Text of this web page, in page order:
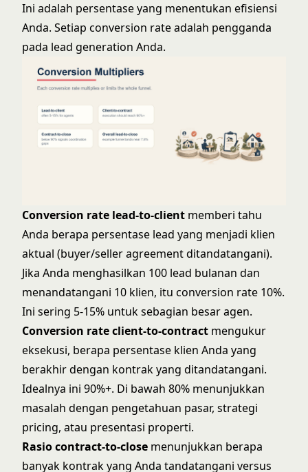
Ini adalah persentase yang menentukan efisiensi
Anda. Setiap conversion rate adalah pengganda
pada lead generation Anda.
Conversion rate lead-to-client memberi tahu
Anda berapa persentase lead yang menjadi klien
aktual (buyer/seller agreement ditandatangani).
Jika Anda menghasilkan 100 lead bulanan dan
menandatangani 10 klien, itu conversion rate 10%.
Ini sering 5-15% untuk sebagian besar agen.
Conversion rate client-to-contract mengukur
eksekusi, berapa persentase klien Anda yang
berakhir dengan kontrak yang ditandatangani.
Idealnya ini 90%+. Di bawah 80% menunjukkan
masalah dengan pengetahuan pasar, strategi
pricing, atau presentasi properti.
Rasio contract-to-close menunjukkan berapa
banyak kontrak yang Anda tandatangani versus